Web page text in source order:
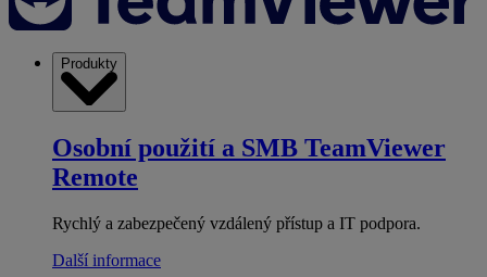
Produkty
Osobní použití a SMB TeamViewer
Remote
Rychlý a zabezpečený vzdálený přístup a IT podpora.
Další informace